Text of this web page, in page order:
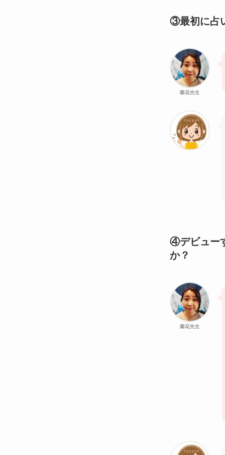
③最初に占
蘭花先生
④デビュー
か？
蘭花先生